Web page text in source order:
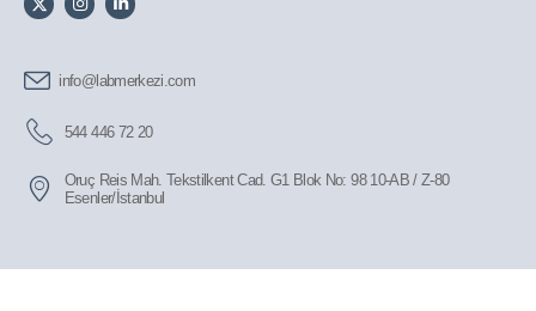
info@labmerkezi.com
544 446 72 20
Oruç Reis Mah. Tekstilkent Cad. G1 Blok No: 98 10-AB / Z-80
Esenler/İstanbul